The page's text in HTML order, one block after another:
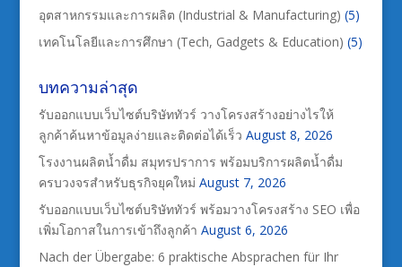
อุตสาหกรรมและการผลิต (Industrial & Manufacturing) (5)
เทคโนโลยีและการศึกษา (Tech, Gadgets & Education) (5)
บทความล่าสุด
รับออกแบบเว็บไซต์บริษัททัวร์ วางโครงสร้างอย่างไรให้
ลูกค้าค้นหาข้อมูลง่ายและติดต่อได้เร็ว August 8, 2026
โรงงานผลิตน้ำดื่ม สมุทรปราการ พร้อมบริการผลิตน้ำดื่ม
ครบวงจรสำหรับธุรกิจยุคใหม่ August 7, 2026
รับออกแบบเว็บไซต์บริษัททัวร์ พร้อมวางโครงสร้าง SEO เพื่อ
เพิ่มโอกาสในการเข้าถึงลูกค้า August 6, 2026
Nach der Übergabe: 6 praktische Absprachen für Ihr